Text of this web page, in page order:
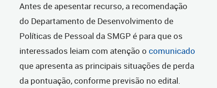
Antes de apesentar recurso, a recomendação
do Departamento de Desenvolvimento de
Políticas de Pessoal da SMGP é para que os
interessados leiam com atenção o comunicado
que apresenta as principais situações de perda
da pontuação, conforme previsão no edital.